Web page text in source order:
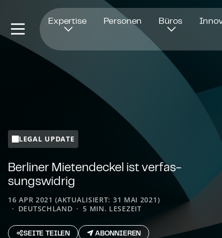
Expertise Personen Büros
LEGAL UPDATE
Berliner Mietendeckel ist ver­fas­
sungs­wid­rig
16 APR 2021 (AKTUALISIERT: 31 MAI 2021)
DEUTSCHLAND
5 MIN. LESEZEIT
SEITE TEILEN
ABONNIEREN
Öffnet in einem neuen Fenster